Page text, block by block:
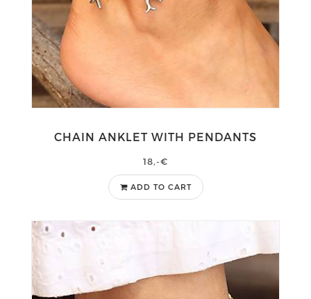
CHAIN ANKLET WITH PENDANTS
18,-€
ADD TO CART